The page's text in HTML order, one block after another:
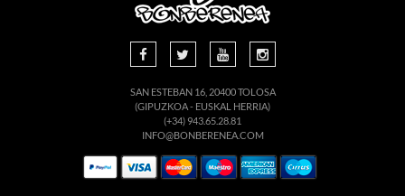
SAN ESTEBAN 16, 20400 TOLOSA
(GIPUZKOA - EUSKAL HERRIA)
(+34) 943.65.28.81
INFO@BONBERENEA.COM